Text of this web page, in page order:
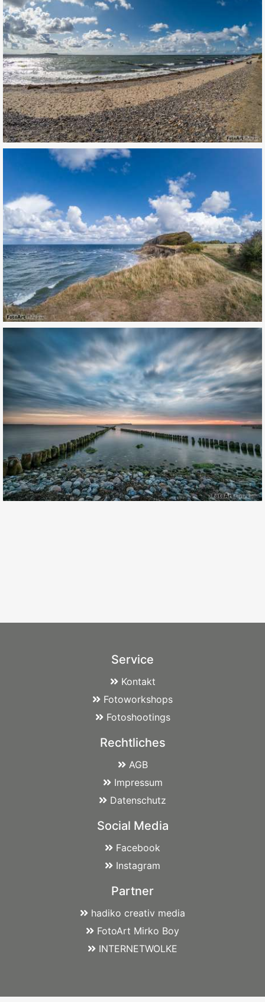
Service
Kontakt
Fotoworkshops
Fotoshootings
Rechtliches
AGB
Impressum
Datenschutz
Social Media
Facebook
Instagram
Partner
hadiko creativ media
FotoArt Mirko Boy
INTERNETWOLKE